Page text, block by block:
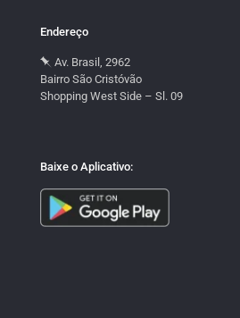
Endereço
Av. Brasil, 2962
Bairro São Cristóvão
Shopping West Side – Sl. 09
Baixe o Aplicativo: